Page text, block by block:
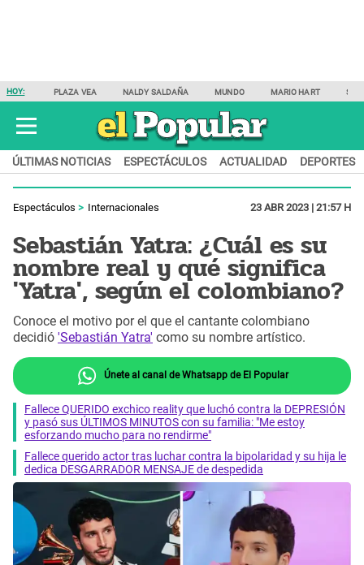
HOY: PLAZA VEA NALDY SALDAÑA MUNDO MARIO HART
ÚLTIMAS NOTICIAS ESPECTÁCULOS ACTUALIDAD DEPORTES
Espectáculos Internacionales 23 ABR 2023 | 21:57 H
Sebastián Yatra: ¿Cuál es su
nombre real y qué significa
'Yatra', según el colombiano?
Conoce el motivo por el que el cantante colombiano
decidió 'Sebastián Yatra' como su nombre artístico.
Únete al canal de Whatsapp de El Popular
Fallece QUERIDO exchico reality que luchó contra la DEPRESIÓN
y pasó sus ÚLTIMOS MINUTOS con su familia: "Me estoy
esforzando mucho para no rendirme"
Fallece querido actor tras luchar contra la bipolaridad y su hija le
dedica DESGARRADOR MENSAJE de despedida